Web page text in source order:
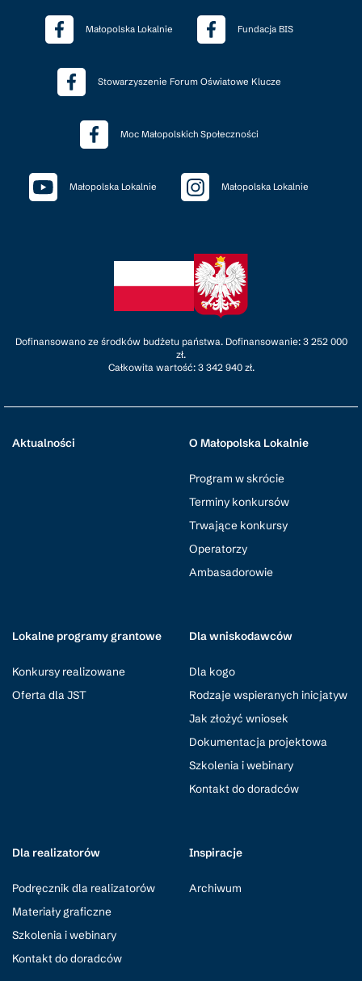
Małopolska Lokalnie Fundacja BIS
Stowarzyszenie Forum Oświatowe Klucze
Moc Małopolskich Społeczności
Małopolska Lokalnie Małopolska Lokalnie
Dofinansowano ze środków budżetu państwa. Dofinansowanie: 3 252 000
zł.
Całkowita wartość: 3 342 940 zł.
Aktualności O Małopolska Lokalnie
Program w skrócie
Terminy konkursów
Trwające konkursy
Operatorzy
Ambasadorowie
Lokalne programy grantowe
Konkursy realizowane
Oferta dla JST
Dla wniskodawców
Dla kogo
Rodzaje wspieranych inicjatyw
Jak złożyć wniosek
Dokumentacja projektowa
Szkolenia i webinary
Kontakt do doradców
Dla realizatorów
Podręcznik dla realizatorów
Materiały graficzne
Szkolenia i webinary
Kontakt do doradców
Inspiracje
Archiwum